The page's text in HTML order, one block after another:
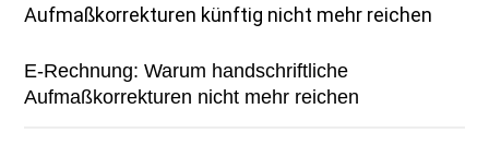
E-Rechnung: Warum handschriftliche
Aufmaßkorrekturen nicht mehr reichen